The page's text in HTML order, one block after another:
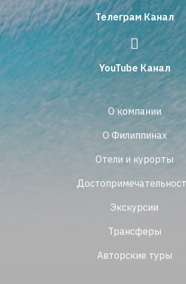
Телеграм Канал
YouTube Канал
О компании
О Филиппинах
Отели и курорты
Экскурсии
Трансферы
Авторские туры